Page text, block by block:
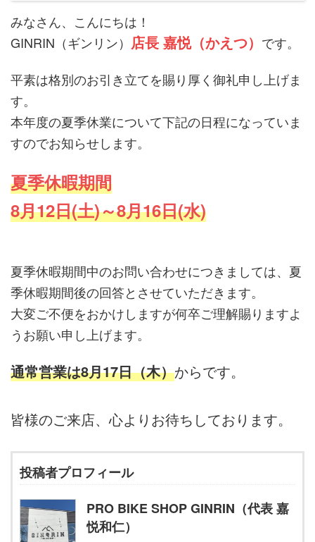
みなさん、こんにちは！
GINRIN（ギンリン） 店長 嘉悦（かえつ） です。
平素は格別のお引き立てを賜り厚く御礼申し上げま
す。
本年度の夏季休業について下記の日程になっていま
すのでお知らせします。
夏季休暇期間
8月12日(土)～8月16日(水)
夏季休暇期間中のお問い合わせにつきましては、夏
季休暇期間後の回答とさせていただきます。
大変ご不便をおかけしますが何卒ご理解賜りますよ
うお願い申し上げます。
通常営業は8月17日（木）からです。
皆様のご来店、心よりお待ちしております。
投稿者プロフィール
PRO BIKE SHOP GINRIN（代表 嘉
悦和仁）